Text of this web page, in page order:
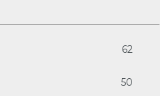
62
50